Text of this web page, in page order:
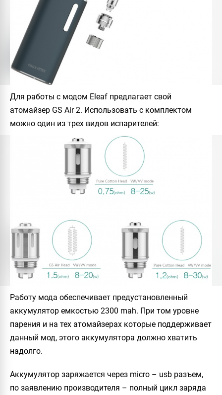
Для работы с модом Eleaf предлагает свой
атомайзер GS Air 2. Использовать с комплектом
можно один из трех видов испарителей:
Работу мода обеспечивает предустановленный
аккумулятор емкостью 2300 mah. При том уровне
парения и на тех атомайзерах которые поддерживает
данный мод, этого аккумулятора должно хватить
надолго.
Аккумулятор заряжается через micro – usb разъем,
по заявлению производителя – полный цикл заряда